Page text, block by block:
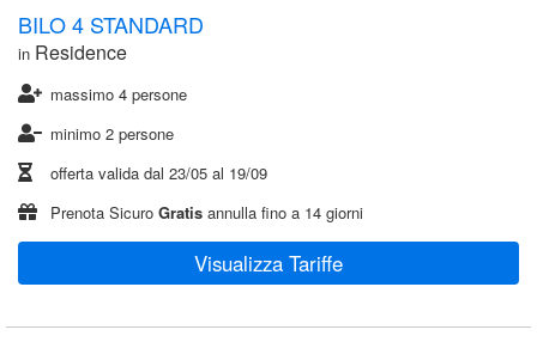
BILO 4 STANDARD
in Residence
massimo 4 persone
minimo 2 persone
offerta valida dal 23/05 al 19/09
Prenota Sicuro Gratis annulla fino a 14 giorni
Visualizza Tariffe